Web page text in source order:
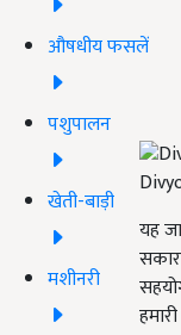
औषधीय फसलें
पशुपालन
खेती-बाड़ी
मशीनरी
यह